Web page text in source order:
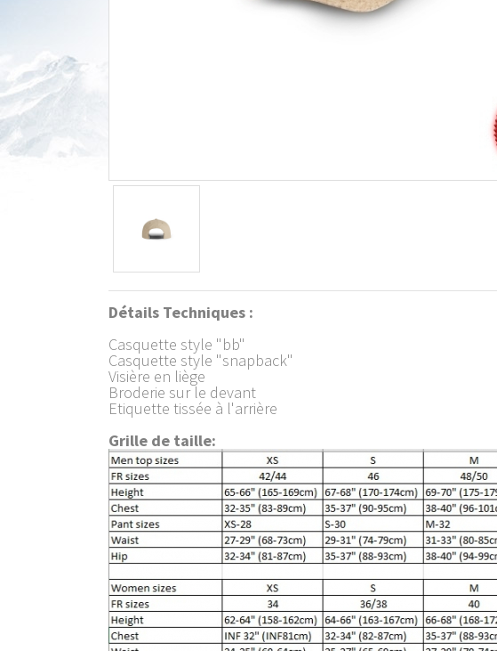
Détails Techniques :
Casquette style "bb"
Casquette style "snapback"
Visière en liège
Broderie sur le devant
Etiquette tissée à l'arrière
Grille de taille: